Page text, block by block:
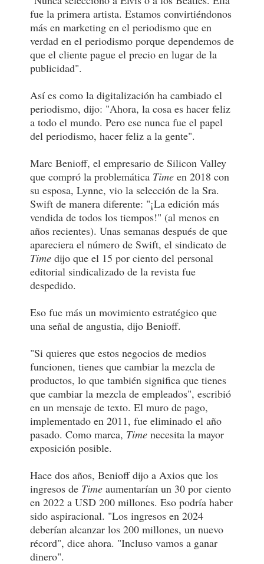
fue la primera artista. Estamos convirtiéndonos
más en marketing en el periodismo que en
verdad en el periodismo porque dependemos de
que el cliente pague el precio en lugar de la
publicidad".
Así es como la digitalización ha cambiado el
periodismo, dijo: "Ahora, la cosa es hacer feliz
a todo el mundo. Pero ese nunca fue el papel
del periodismo, hacer feliz a la gente".
Marc Benioff, el empresario de Silicon Valley
que compró la problemática Time en 2018 con
su esposa, Lynne, vio la selección de la Sra.
Swift de manera diferente: "¡La edición más
vendida de todos los tiempos!" (al menos en
años recientes). Unas semanas después de que
apareciera el número de Swift, el sindicato de
Time dijo que el 15 por ciento del personal
editorial sindicalizado de la revista fue
despedido.
Eso fue más un movimiento estratégico que
una señal de angustia, dijo Benioff.
"Si quieres que estos negocios de medios
funcionen, tienes que cambiar la mezcla de
productos, lo que también significa que tienes
que cambiar la mezcla de empleados", escribió
en un mensaje de texto. El muro de pago,
implementado en 2011, fue eliminado el año
pasado. Como marca, Time necesita la mayor
exposición posible.
Hace dos años, Benioff dijo a Axios que los
ingresos de Time aumentarían un 30 por ciento
en 2022 a USD 200 millones. Eso podría haber
sido aspiracional. "Los ingresos en 2024
deberían alcanzar los 200 millones, un nuevo
récord", dice ahora. "Incluso vamos a ganar
dinero".